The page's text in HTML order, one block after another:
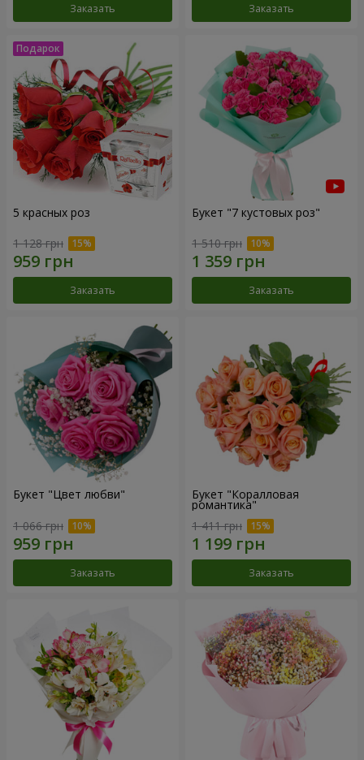
Заказать Заказать
5 красных роз
1 128 грн
Заказать
Букет "7 кустовых роз"
1 510 грн
Заказать
Букет "Цвет любви"
1 066 грн
Заказать
Букет "Коралловая
романтика"
1 411 грн
Заказать